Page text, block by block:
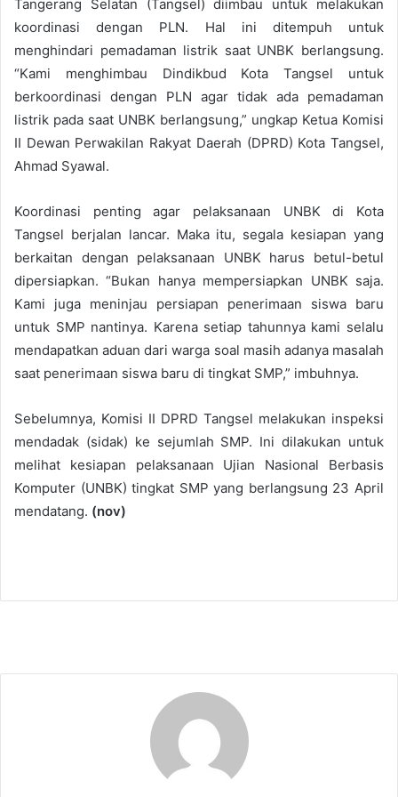
Tangerang Selatan (Tangsel) diimbau untuk melakukan
koordinasi dengan PLN. Hal ini ditempuh untuk
menghindari pemadaman listrik saat UNBK berlangsung.
“Kami menghimbau Dindikbud Kota Tangsel untuk
berkoordinasi dengan PLN agar tidak ada pemadaman
listrik pada saat UNBK berlangsung,” ungkap Ketua Komisi
II Dewan Perwakilan Rakyat Daerah (DPRD) Kota Tangsel,
Ahmad Syawal.
Koordinasi penting agar pelaksanaan UNBK di Kota
Tangsel berjalan lancar. Maka itu, segala kesiapan yang
berkaitan dengan pelaksanaan UNBK harus betul-betul
dipersiapkan. “Bukan hanya mempersiapkan UNBK saja.
Kami juga meninjau persiapan penerimaan siswa baru
untuk SMP nantinya. Karena setiap tahunnya kami selalu
mendapatkan aduan dari warga soal masih adanya masalah
saat penerimaan siswa baru di tingkat SMP,” imbuhnya.
Sebelumnya, Komisi II DPRD Tangsel melakukan inspeksi
mendadak (sidak) ke sejumlah SMP. Ini dilakukan untuk
melihat kesiapan pelaksanaan Ujian Nasional Berbasis
Komputer (UNBK) tingkat SMP yang berlangsung 23 April
mendatang. (nov)